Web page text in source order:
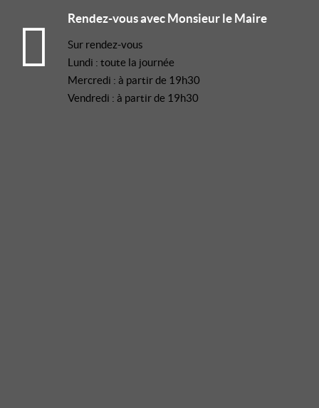
Rendez-vous avec Monsieur le Maire
Sur rendez-vous
Lundi : toute la journée
Mercredi : à partir de 19h30
Vendredi : à partir de 19h30